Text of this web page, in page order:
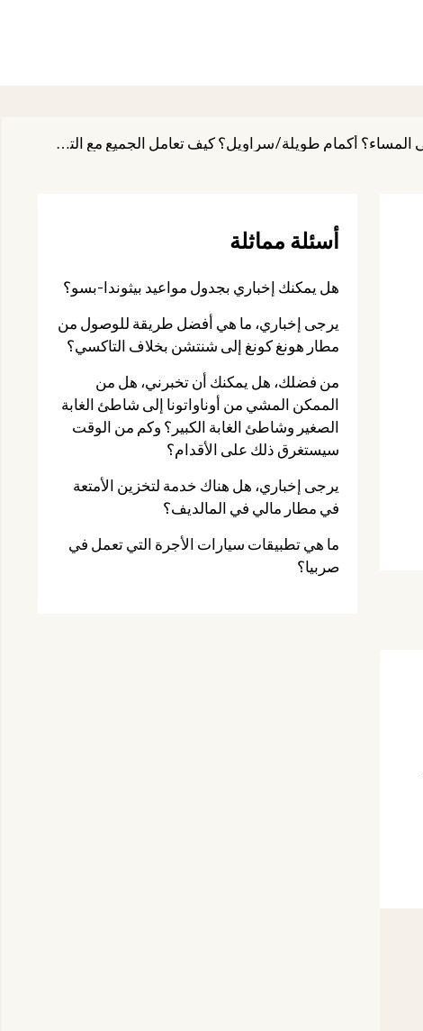
يرجى إعلامي، من الذي يقضي إجازة مع الأطفال؟ نحن نسافر إلى كوبا للمرة الأولى) ماذا ترتدي في المساء؟ أكمام طويلة/سراويل؟ كيف تعامل الجميع مع التكيف؟ شكرًا مقدمًا!
أسئلة مماثلة
هل يمكنك إخباري بجدول مواعيد بيثوندا-بسو؟
يرجى إخباري، ما هي أفضل طريقة للوصول من
مطار هونغ كونغ إلى شنتشن بخلاف التاكسي؟
من فضلك، هل يمكنك أن تخبرني، هل من
الممكن المشي من أوناواتونا إلى شاطئ الغابة
الصغير وشاطئ الغابة الكبير؟ وكم من الوقت
سيستغرق ذلك على الأقدام؟
يرجى إخباري، هل هناك خدمة لتخزين الأمتعة
في مطار مالي في المالديف؟
ما هي تطبيقات سيارات الأجرة التي تعمل في
صربيا؟